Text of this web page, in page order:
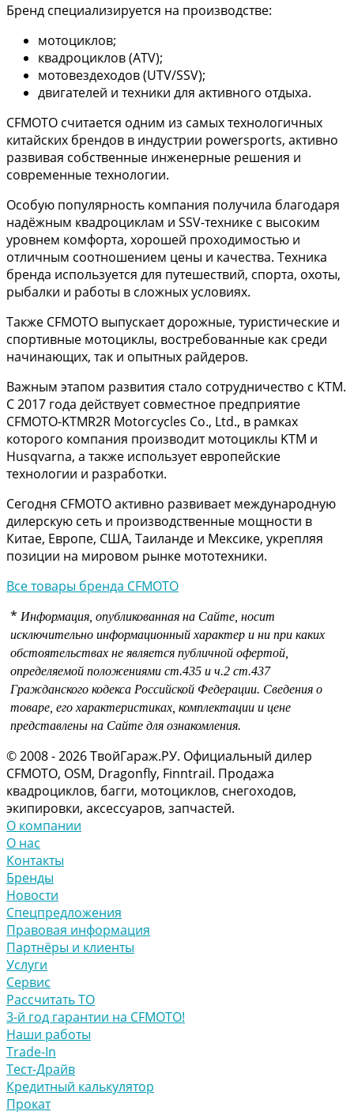
Бренд специализируется на производстве:
мотоциклов;
квадроциклов (ATV);
мотовездеходов (UTV/SSV);
двигателей и техники для активного отдыха.
CFMOTO считается одним из самых технологичных
китайских брендов в индустрии powersports, активно
развивая собственные инженерные решения и
современные технологии.
Особую популярность компания получила благодаря
надёжным квадроциклам и SSV-технике с высоким
уровнем комфорта, хорошей проходимостью и
отличным соотношением цены и качества. Техника
бренда используется для путешествий, спорта, охоты,
рыбалки и работы в сложных условиях.
Также CFMOTO выпускает дорожные, туристические и
спортивные мотоциклы, востребованные как среди
начинающих, так и опытных райдеров.
Важным этапом развития стало сотрудничество с KTM.
С 2017 года действует совместное предприятие
CFMOTO-KTMR2R Motorcycles Co., Ltd., в рамках
которого компания производит мотоциклы KTM и
Husqvarna, а также использует европейские
технологии и разработки.
Сегодня CFMOTO активно развивает международную
дилерскую сеть и производственные мощности в
Китае, Европе, США, Таиланде и Мексике, укрепляя
позиции на мировом рынке мототехники.
Все товары бренда CFMOTO
* Информация, опубликованная на Сайте, носит
исключительно информационный характер и ни при каких
обстоятельствах не является публичной офертой,
определяемой положениями ст.435 и ч.2 ст.437
Гражданского кодекса Российской Федерации. Сведения о
товаре, его характеристиках, комплектации и цене
представлены на Сайте для ознакомления.
© 2008 - 2026 ТвойГараж.РУ. Официальный дилер
CFMOTO, OSM, Dragonfly, Finntrail. Продажа
квадроциклов, багги, мотоциклов, снегоходов,
экипировки, аксессуаров, запчастей.
О компании
О нас
Контакты
Бренды
Новости
Спецпредложения
Правовая информация
Партнёры и клиенты
Услуги
Сервис
Рассчитать ТО
3-й год гарантии на CFMOTO!
Наши работы
Trade-In
Тест-Драйв
Кредитный калькулятор
Прокат